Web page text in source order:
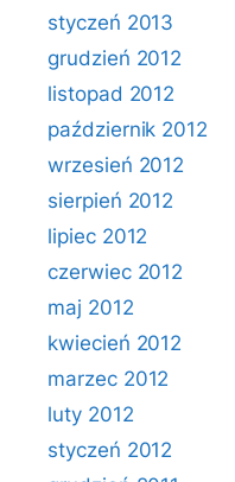
styczeń 2013
grudzień 2012
listopad 2012
październik 2012
wrzesień 2012
sierpień 2012
lipiec 2012
czerwiec 2012
maj 2012
kwiecień 2012
marzec 2012
luty 2012
styczeń 2012